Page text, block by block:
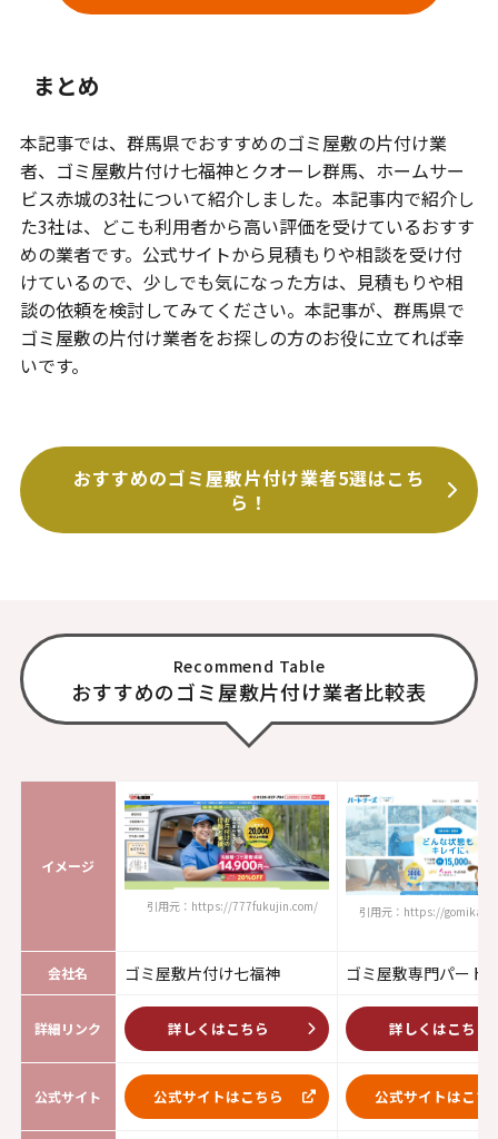
まとめ
本記事では、群馬県でおすすめのゴミ屋敷の片付け業
者、ゴミ屋敷片付け七福神とクオーレ群馬、ホームサー
ビス赤城の3社について紹介しました。本記事内で紹介し
た3社は、どこも利用者から高い評価を受けているおすす
めの業者です。公式サイトから見積もりや相談を受け付
けているので、少しでも気になった方は、見積もりや相
談の依頼を検討してみてください。本記事が、群馬県で
ゴミ屋敷の片付け業者をお探しの方のお役に立てれば幸
いです。
おすすめのゴミ屋敷片付け業者5選はこち
ら！
Recommend Table
おすすめのゴミ屋敷片付け業者比較表
イメージ
引用元：https://777fukujin.com/ 引用元：https://
会社名 ゴミ屋敷片付け七福神 ゴミ屋敷専門パート
詳細リンク 詳しくはこちら 詳しくはこちら
公式サイト 公式サイトはこちら 公式サイトはこち